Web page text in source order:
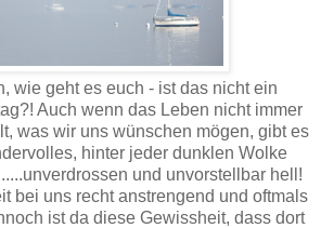
wie geht es euch - ist das nicht ein
Auch wenn das Leben nicht immer
was wir uns wünschen mögen, gibt es
hinter jeder dunklen Wolke
und unvorstellbar hell!
bei uns recht anstrengend und oftmals
ist da diese Gewissheit, dass dort